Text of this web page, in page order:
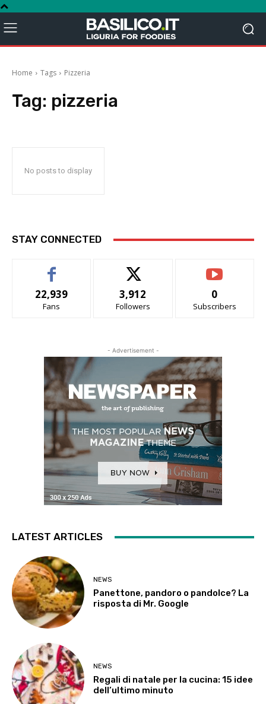
Home Tags Pizzeria
Tag: pizzeria
No posts to display
STAY CONNECTED
22,939
Fans
3,912
Followers
0
Subscribers
- Advertisement -
LATEST ARTICLES
NEWS
Panettone, pandoro o pandolce? La
risposta di Mr. Google
NEWS
Regali di natale per la cucina: 15 idee
dell’ultimo minuto